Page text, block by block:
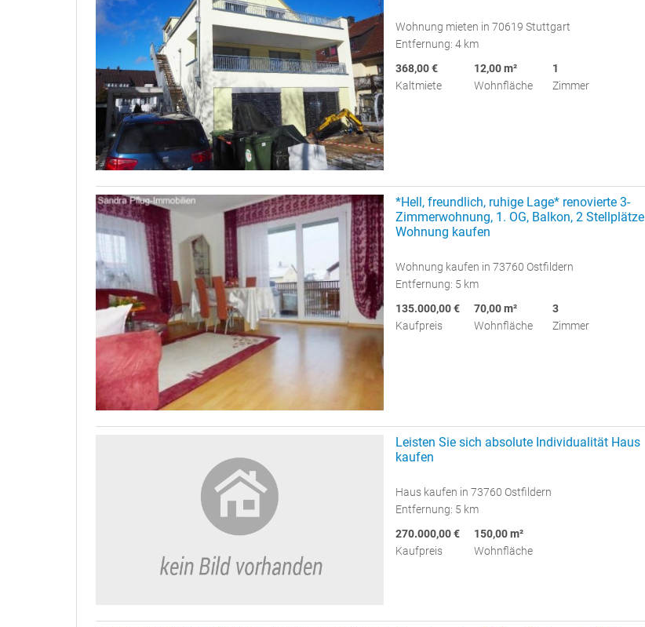
Wohnung mieten in 70619 Stuttgart
Entfernung: 4 km
368,00 €
Kaltmiete
12,00 m²
Wohnfläche
1
Zimmer
*Hell, freundlich, ruhige Lage* renovierte 3-
Zimmerwohnung, 1. OG, Balkon, 2 Stellplätze
Wohnung kaufen
Wohnung kaufen in 73760 Ostfildern
Entfernung: 5 km
135.000,00 €
Kaufpreis
70,00 m²
Wohnfläche
3
Zimmer
Leisten Sie sich absolute Individualität Haus
kaufen
Haus kaufen in 73760 Ostfildern
Entfernung: 5 km
270.000,00 €
Kaufpreis
150,00 m²
Wohnfläche